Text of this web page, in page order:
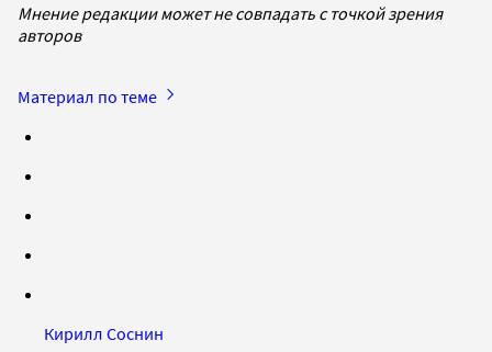
Мнение редакции может не совпадать с точкой зрения
авторов
Материал по теме
Кирилл Соснин